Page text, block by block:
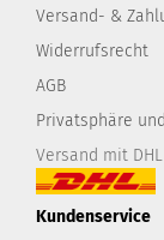
Versand- &
Widerrufsrecht
AGB
Privatsphäre
Versand mit DHL
Kundenservice